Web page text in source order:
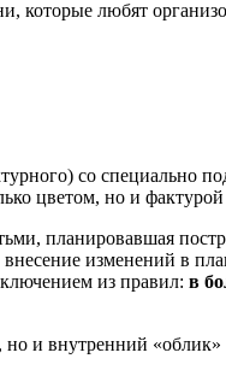
которые любят
со
цветом, но и фактурой
планировавшая
изменений в
из правил: в
и внутренний